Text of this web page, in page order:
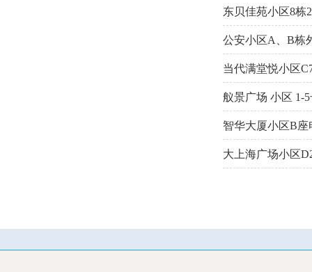
东贝佳苑小区8栋
公安小区A、B栋
当代满堂悦小区
舣景广场 小区 1-
智华大厦小区B
大上海广场小区